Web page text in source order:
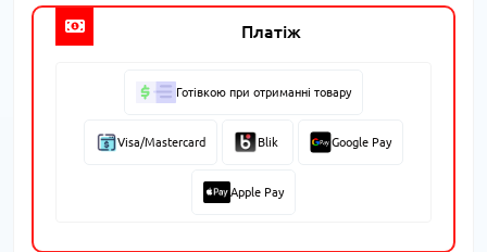
Платіж
Готівкою при отриманні товару
Visa/Mastercard Blik Google Pay
Apple Pay